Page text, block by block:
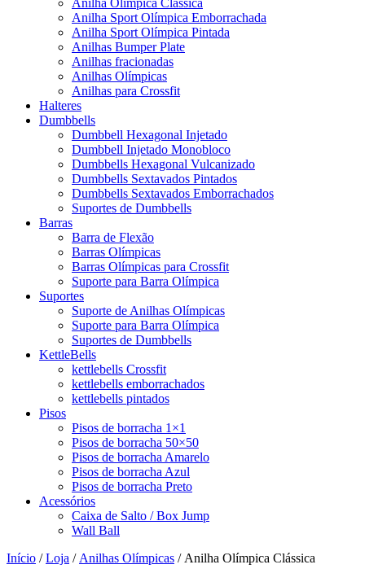
Anilha Olímpica Clássica
Anilha Sport Olímpica Emborrachada
Anilha Sport Olímpica Pintada
Anilhas Bumper Plate
Anilhas fracionadas
Anilhas Olímpicas
Anilhas para Crossfit
Halteres
Dumbbells
Dumbbell Hexagonal Injetado
Dumbbell Injetado Monobloco
Dumbbells Hexagonal Vulcanizado
Dumbbells Sextavados Pintados
Dumbbells Sextavados Emborrachados
Suportes de Dumbbells
Barras
Barra de Flexão
Barras Olímpicas
Barras Olímpicas para Crossfit
Suporte para Barra Olímpica
Suportes
Suporte de Anilhas Olímpicas
Suporte para Barra Olímpica
Suportes de Dumbbells
KettleBells
kettlebells Crossfit
kettlebells emborrachados
kettlebells pintados
Pisos
Pisos de borracha 1×1
Pisos de borracha 50×50
Pisos de borracha Amarelo
Pisos de borracha Azul
Pisos de borracha Preto
Acessórios
Caixa de Salto / Box Jump
Wall Ball
Início /Loja / Anilhas Olímpicas / Anilha Olímpica Clássica